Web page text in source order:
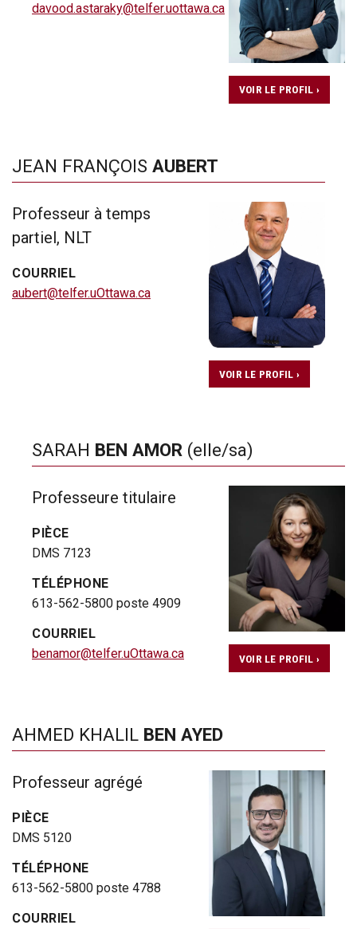
davood.astaraky@telfer.uottawa.ca
VOIR LE PROFIL ›
JEAN FRANÇOIS AUBERT
Professeur à temps
partiel, NLT
COURRIEL
aubert@telfer.uOttawa.ca
VOIR LE PROFIL ›
SARAH BEN AMOR (elle/sa)
Professeure titulaire
PIÈCE
DMS 7123
TÉLÉPHONE
613-562-5800 poste 4909
COURRIEL
benamor@telfer.uOttawa.ca
VOIR LE PROFIL ›
AHMED KHALIL BEN AYED
Professeur agrégé
PIÈCE
DMS 5120
TÉLÉPHONE
613-562-5800 poste 4788
COURRIEL